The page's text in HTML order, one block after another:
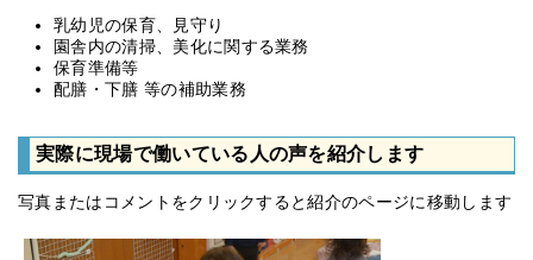
乳幼児の保育、見守り
園舎内の清掃、美化に関する業務
保育準備等
配膳・下膳 等の補助業務
実際に現場で働いている人の声を紹介します
写真またはコメントをクリックすると紹介のページに移動します